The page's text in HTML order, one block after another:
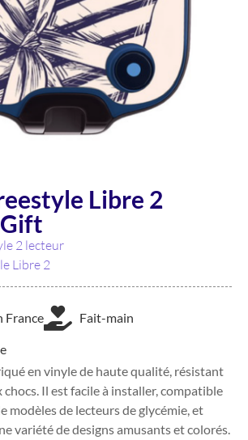
Libre 2
2 lecteur
Libre 2
France Fait-main
en vinyle de haute qualité, résistant
chocs. Il est facile à installer, compatible
modèles de lecteurs de glycémie, et
variété de designs amusants et colorés.